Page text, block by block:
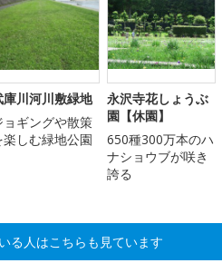
庫川河川敷緑地
ョギングや散策
楽しむ緑地公園
永沢寺花しょうぶ
園【休園】
650種300万本のハ
ナショウブが咲き
誇る
る人はこちらも見ています